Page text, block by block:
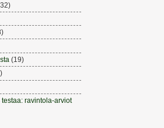
(19)
ravintola-arviot